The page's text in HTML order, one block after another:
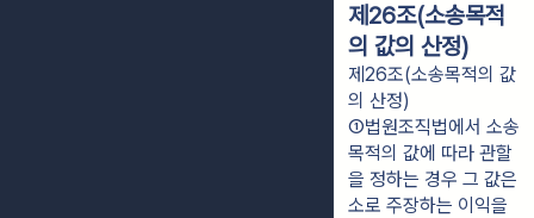
제26조(소송목적
의 값의 산정)
제26조(소송목적의 값
의 산정)
①법원조직법에서 소송
목적의 값에 따라 관할
을 정하는 경우 그 값은
소로 주장하는 이익을